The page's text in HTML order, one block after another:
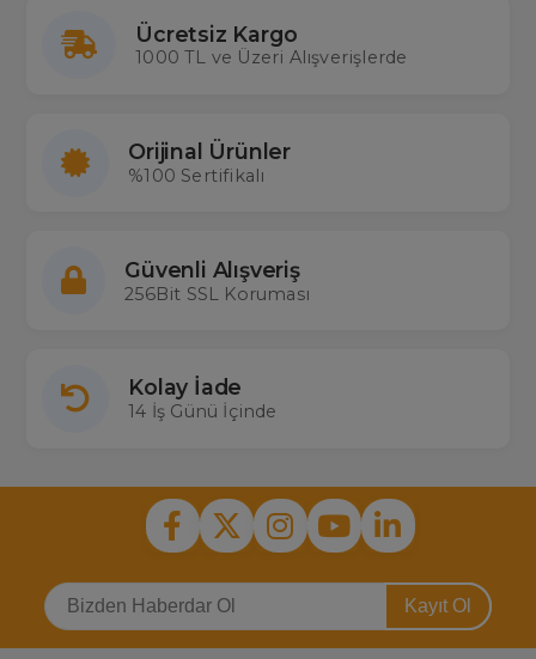
Ücretsiz Kargo
1000 TL ve Üzeri Alışverişlerde
Orijinal Ürünler
%100 Sertifikalı
Güvenli Alışveriş
256Bit SSL Koruması
Kolay İade
14 İş Günü İçinde
Kayıt Ol